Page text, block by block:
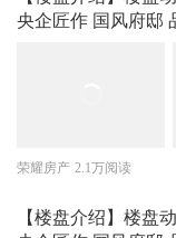
央企匠作 国风府邸
荣耀房产 2.1万阅读
【楼盘介绍】楼盘